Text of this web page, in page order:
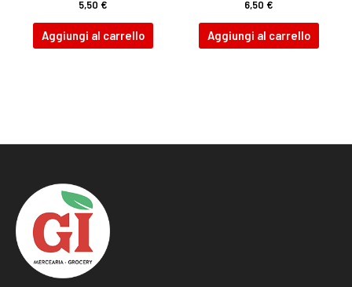
5,50 €
Aggiungi al carrello
6,50 €
Aggiungi al carrello